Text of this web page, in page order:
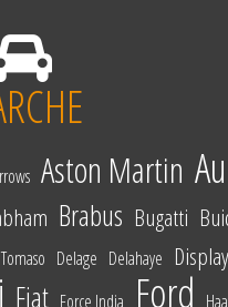
Aston Martin
Brabus Bugatti
Delage Delahaye
Fiat Force India Ford